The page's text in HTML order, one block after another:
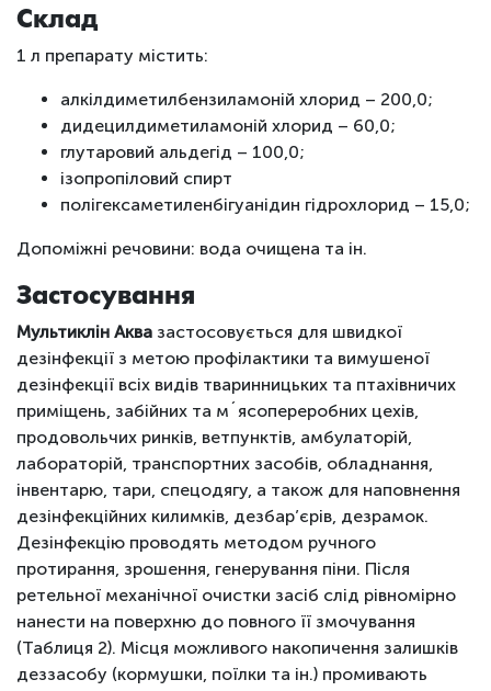
Склад
1 л препарату містить:
алкілдиметилбензиламоній хлорид – 200,0;
дидецилдиметиламоній хлорид – 60,0;
глутаровий альдегід – 100,0;
ізопропіловий спирт
полігексаметиленбігуанідин гідрохлорид – 15,0;
Допоміжні речовини: вода очищена та ін.
Застосування
Мультиклін Аква застосовується для швидкої
дезінфекції з метою профілактики та вимушеної
дезінфекції всіх видів тваринницьких та птахівничих
приміщень, забійних та м´ясопереробних цехів,
продовольчих ринків, ветпунктів, амбулаторій,
лабораторій, транспортних засобів, обладнання,
інвентарю, тари, спецодягу, а також для наповнення
дезінфекційних килимків, дезбар’єрів, дезрамок.
Дезінфекцію проводять методом ручного
протирання, зрошення, генерування піни. Після
ретельної механічної очистки засіб слід рівномірно
нанести на поверхню до повного її змочування
(Таблиця 2). Місця можливого накопичення залишків
деззасобу (кормушки, поїлки та ін.) промивають